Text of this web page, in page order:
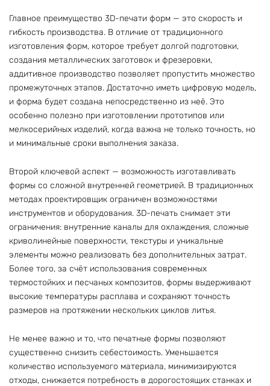
Главное преимущество 3D-печати форм — это скорость и
гибкость производства. В отличие от традиционного
изготовления форм, которое требует долгой подготовки,
создания металлических заготовок и фрезеровки,
аддитивное производство позволяет пропустить множество
промежуточных этапов. Достаточно иметь цифровую модель,
и форма будет создана непосредственно из неё. Это
особенно полезно при изготовлении прототипов или
мелкосерийных изделий, когда важна не только точность, но
и минимальные сроки выполнения заказа.
Второй ключевой аспект — возможность изготавливать
формы со сложной внутренней геометрией. В традиционных
методах проектировщик ограничен возможностями
инструментов и оборудования. 3D-печать снимает эти
ограничения: внутренние каналы для охлаждения, сложные
криволинейные поверхности, текстуры и уникальные
элементы можно реализовать без дополнительных затрат.
Более того, за счёт использования современных
термостойких и песчаных композитов, формы выдерживают
высокие температуры расплава и сохраняют точность
размеров на протяжении нескольких циклов литья.
Не менее важно и то, что печатные формы позволяют
существенно снизить себестоимость. Уменьшается
количество используемого материала, минимизируются
отходы, снижается потребность в дорогостоящих станках и